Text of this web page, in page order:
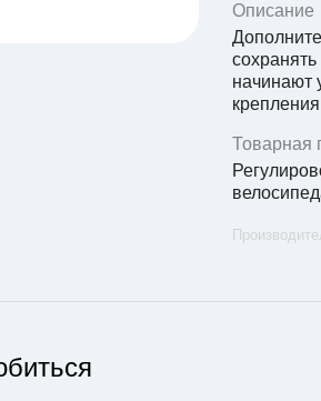
Описание
начинают
Товарная